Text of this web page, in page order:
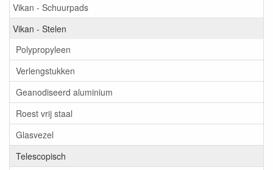
Vikan - Schuurpads
Vikan - Stelen
Polypropyleen
Verlengstukken
Geanodiseerd aluminium
Roest vrij staal
Glasvezel
Telescopisch